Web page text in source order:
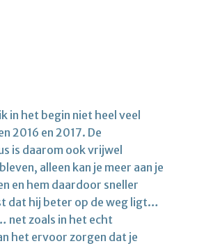
in het begin niet heel veel
2016 en 2017. De
is daarom ook vrijwel
alleen kan je meer aan je
en hem daardoor sneller
dat hij beter op de weg ligt…
net zoals in het echt
het ervoor zorgen dat je